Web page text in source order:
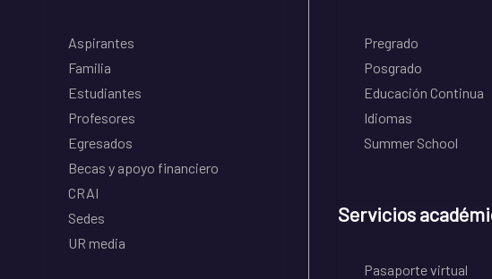
Aspirantes
Familia
Estudiantes
Profesores
Egresados
Becas y apoyo financiero
CRAI
Sedes
UR media
Pregrado
Posgrado
Educación Continua
Idiomas
Summer School
Servicios
Pasaporte virtual